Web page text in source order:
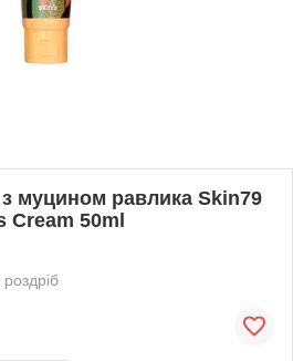
муцином равлика Skin79
Cream 50ml
роздріб